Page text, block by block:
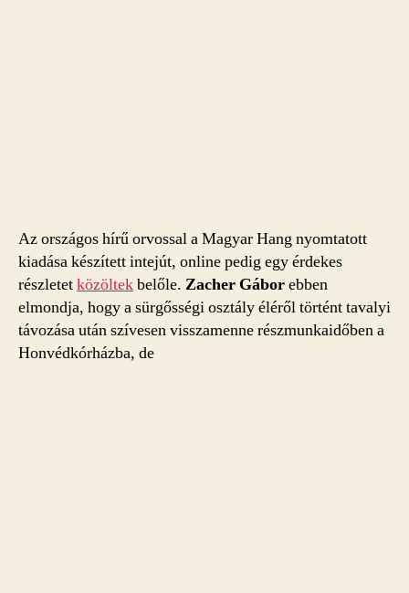
Az országos hírű orvossal a Magyar Hang nyomtatott
kiadása készített intejút, online pedig egy érdekes
részletetközöltekbelőle. Zacher Gáborebben
elmondja, hogy a sürgősségi osztály éléről történt tavalyi
távozása után szívesen visszamenne részmunkaidőben a
Honvédkórházba, de